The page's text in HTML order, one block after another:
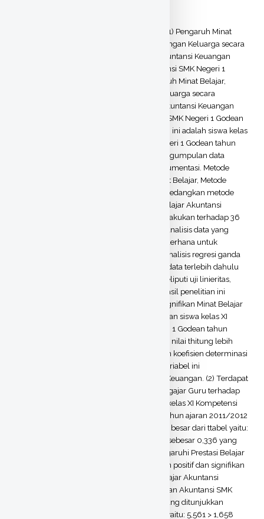
Penelitian ini bertujuan untuk mengetahui (1) Pengaruh Minat
Belajar, Metode Mengajar Guru, dan Lingkungan Keluarga secara
sendiri-sendiri terhadap Prestasi Belajar Akuntansi Keuangan
siswa kelas XI Kompetensi Keahlian Akuntansi SMK Negeri 1
Godean tahun ajaran 2011/2012, (2)Pengaruh Minat Belajar,
Metode Mengajar Guru dan Lingkungan Keluarga secara
bersama-sama terhadap Prestasi Belajar Akuntansi Keuangan
siswa kelas XI Keahlian Keahlian Akuntansi SMK Negeri 1 Godean
tahun ajaran 2011/2012. Populasi penelitian ini adalah siswa kelas
XI Kompetensi Keahlian Akuntansi SMK Negeri 1 Godean tahun
ajaran 2011/2012 berjumlah 105 siswa. Pengumpulan data
dengan metode kuesioner dan metode dokumentasi. Metode
kuesioner untuk mengumpulkan data Minat Belajar, Metode
Mengajar Guru dan Lingkungan Keluarga, sedangkan metode
dokumentasi untuk mengetahui Prestasi Belajar Akuntansi
Keuangan. Uji coba instrumen penelitian dilakukan terhadap 36
siswa di SMK Muhammadiyah 2 Moyudan, analisis data yang
digunakan adalah teknik analisis regresi sederhana untuk
hipotesis pertama, kedua, dan ketiga serta analisis regresi ganda
untuk hipotesis keempat. Sebelum analisis data terlebih dahulu
diadakan pengujian persyaratan analisis meliputi uji linieritas,
multikolinieritas, dan heteroskedastisitas. Hasil penelitian ini
adalah: (1) Terdapat pengaruh positif dan signifikan Minat Belajar
terhadap Prestasi Belajar Akuntansi Keuangan siswa kelas XI
Kompetensi Keahlian Akuntansi SMK Negeri 1 Godean tahun
ajaran 2011/2012 yang ditunjukkan dengan nilai thitung lebih
besar dari ttabel yaitu: 4,703 > 1,658 dengan koefisien determinasi
sebesar 0,415 yang artinya sebesar 41,5% variabel ini
mempengaruhi Prestasi Belajar Akuntansi Keuangan. (2) Terdapat
pengaruh positif dan signifikan Metode Mengajar Guru terhadap
Prestasi Belajar Akuntansi Keuangan siswa kelas XI Kompetensi
Keahlian Akuntansi SMK Negeri 1 Godean tahun ajaran 2011/2012
yang ditunjukkan dengan nilai thitung lebih besar dari ttabel yaitu:
5,731 > 1,658 dengan koefisien determinasi sebesar 0,336 yang
artinya sebesar 33,6% variabel ini mempengaruhi Prestasi Belajar
Akuntansi Keuangan. (3) Terdapat pengaruh positif dan signifikan
Lingkungan Keluarga terhadap Prestasi Belajar Akuntansi
Keuangan siswa kelas XI Kompetensi Keahlian Akuntansi SMK
Negeri 1 Godean tahun ajaran 2011/2012 yang ditunjukkan
dengan nilai thitung lebih besar dari ttabel yaitu: 5,561 > 1,658